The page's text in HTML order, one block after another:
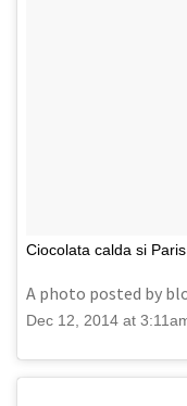
Ciocolata calda si
A photo posted by
Dec 12, 2014 at